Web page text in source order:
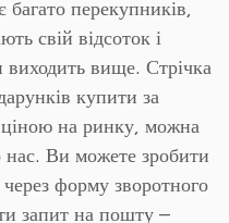
перекупників,
свій відсоток і
виходить вище. Стрічка
купити за
на ринку, можна
Ви можете зробити
через форму зворотного
запит на пошту –